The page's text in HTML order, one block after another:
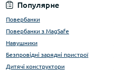
Популярне
Повербанки
Повербанки з MagSafe
Навушники
Безпровідні зарядні пристрої
Дитячі конструктори